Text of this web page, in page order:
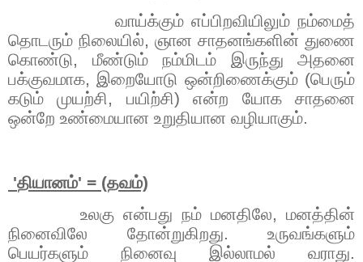
வாய்க்கும் எப்பிறவியிலும் நம்மைத்
தொடரும் நிலையில், ஞான சாதனங்களின் துணை
கொண்டு, மீண்டும் நம்மிடம் இருந்து அதனை
பக்குவமாக,இறையோடு ஒன்றிணைக்கும் (பெரும்
கடும் முயற்சி, பயிற்சி) என்ற யோக சாதனை
ஒன்றே உண்மையான உறுதியான வழியாகும்.
'தியானம்' = (தவம்)
உலகு என்பது நம் மனதிலே,மனத்தின்
நினைவிலே தோன்றுகிறது. உருவங்களும்
பெயர்களும் நினைவு இல்லாமல் வராது.